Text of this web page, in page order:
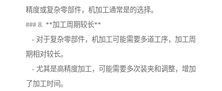
精度或复杂零部件，机加工通常是的选择。
### 8. **加工周期较长**
- 对于复杂零部件，机加工可能需要多道工序，加工周
期相对较长。
- 尤其是高精度加工，可能需要多次装夹和调整，增加
了加工时间。